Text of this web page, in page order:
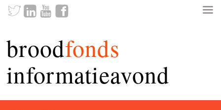
broodfonds
informatieavond